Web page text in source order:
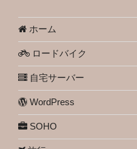
ホーム
ロードバイク
自宅サーバー
WordPress
SOHO